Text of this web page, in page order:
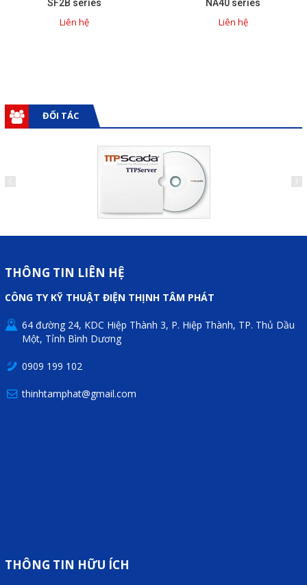
SF2B series
Liên hệ
NA40 series
Liên hệ
ĐỐI TÁC
THÔNG TIN LIÊN HỆ
CÔNG TY KỸ THUẬT ĐIỆN THỊNH TÂM PHÁT
64 đường 24, KDC Hiệp Thành 3, P. Hiệp Thành, TP. Thủ Dầu
Một, Tỉnh Bình Dương
0909 199 102
thinhtamphat@gmail.com
THÔNG TIN HỮU ÍCH